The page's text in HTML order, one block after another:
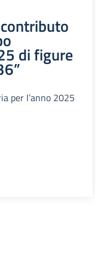
di figure
per l’anno 2025